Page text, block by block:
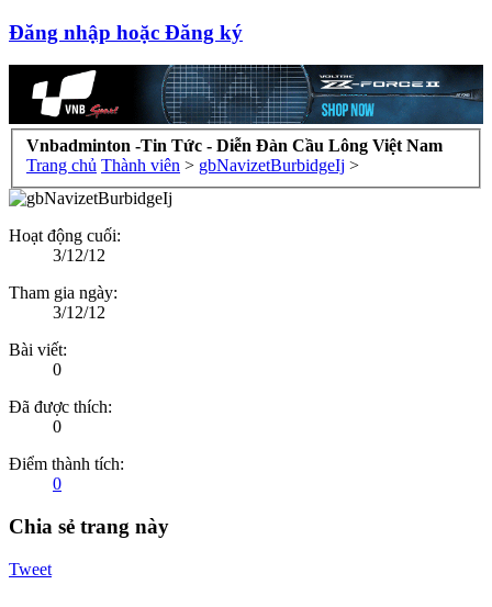
Đăng nhập hoặc Đăng ký
Vnbadminton -Tin Tức - Diễn Đàn Cầu Lông Việt Nam
Trang chủ Thành viên > gbNavizetBurbidgeIj >
Hoạt động cuối:
3/12/12
Tham gia ngày:
3/12/12
Bài viết:
0
Đã được thích:
0
Điểm thành tích:
0
Chia sẻ trang này
Tweet